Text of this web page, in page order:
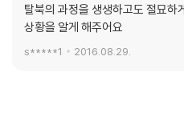
탈북의 과정을 생생하고도 절묘하
상황을 알게 해주어요
s*****1 2016.08.29.